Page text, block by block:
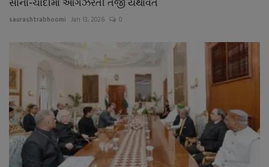
સોના-ચાંદીમાં આગઝરતી તેજી યથાવત
saurashtrabhoomi Jan 13, 2026 0